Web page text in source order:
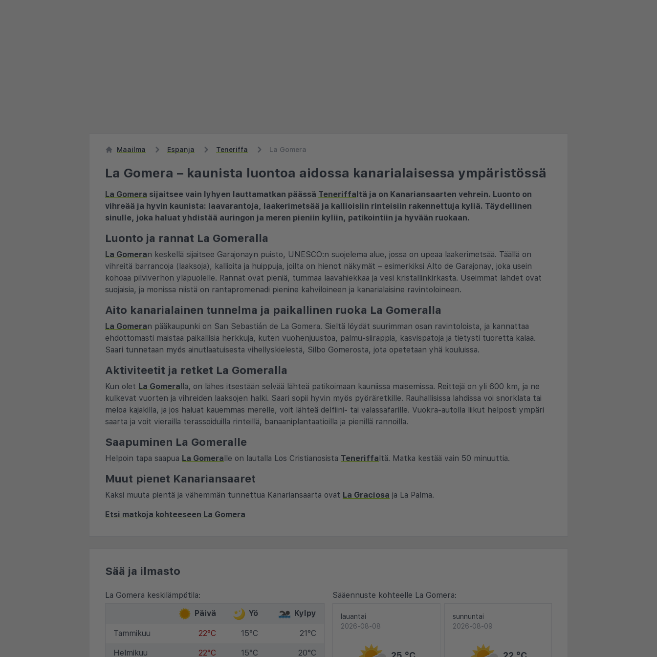
Maailma Espanja Teneriffa La Gomera
La Gomera – kaunista luontoa aidossa kanarialaisessa ympäristössä
La Gomera sijaitsee vain lyhyen lauttamatkan päässä Teneriffa ltä ja on Kanariansaarten vehrein. Luonto on
vihreää ja hyvin kaunista: laavarantoja, laakerimetsää ja kallioisiin rinteisiin rakennettuja kyliä. Täydellinen
sinulle, joka haluat yhdistää auringon ja meren pieniin kyliin, patikointiin ja hyvään ruokaan.
Luonto ja rannat La Gomeralla
La Gomeran keskellä sijaitsee Garajonayn puisto, UNESCO:n suojelema alue, jossa on upeaa laakerimetsää. Täällä on
vihreitä barrancoja (laaksoja), kallioita ja huippuja, joilta on hienot näkymät – esimerkiksi Alto de Garajonay, joka usein
kohoaa pilviverhon yläpuolelle. Rannat ovat pieniä, tummaa laavahiekkaa ja vesi kristallinkirkasta. Useimmat lahdet ovat
suojaisia, ja monissa niistä on rantapromenadi pienine kahviloineen ja kanarialaisine ravintoloineen.
Aito kanarialainen tunnelma ja paikallinen ruoka La Gomeralla
La Gomeran pääkaupunki on San Sebastián de La Gomera. Sieltä löydät suurimman osan ravintoloista, ja kannattaa
ehdottomasti maistaa paikallisia herkkuja, kuten vuohenjuustoa, palmu-siirappia, kasvispatoja ja tietysti tuoretta kalaa.
Saari tunnetaan myös ainutlaatuisesta vihellyskielestä, Silbo Gomerosta, jota opetetaan yhä kouluissa.
Aktiviteetit ja retket La Gomeralla
Kun olet La Gomera lla, on lähes itsestään selvää lähteä patikoimaan kauniissa maisemissa. Reittejä on yli 600 km, ja ne
kulkevat vuorten ja vihreiden laaksojen halki. Saari sopii hyvin myös pyöräretkille. Rauhallisissa lahdissa voi snorklata tai
meloa kajakilla, ja jos haluat kauemmas merelle, voit lähteä delfiini- tai valassafarille. Vuokra-autolla liikut helposti ympäri
saarta ja voit vierailla terassoiduilla rinteillä, banaaniplantaatioilla ja pienillä rannoilla.
Saapuminen La Gomeralle
Helpoin tapa saapua La Gomera lle on lautalla Los Cristianosista Teneriffa ltä. Matka kestää vain 50 minuuttia.
Muut pienet Kanariansaaret
Kaksi muuta pientä ja vähemmän tunnettua Kanariansaarta ovat La Graciosa ja La Palma.
Etsi matkoja kohteeseen La Gomera
Sää ja ilmasto
La Gomera keskilämpötila:
Päivä
Yö Kylpy
Tammikuu 22°C 15°C 21°C
Helmikuu 22°C 15°C 20°C
Sääennuste kohteelle La Gomera:
lauantai
2026-08-08
sunnuntai
2026-08-09